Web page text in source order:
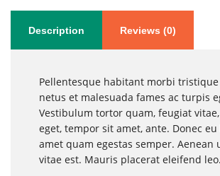
Description Reviews (0)
Pellentesque habitant morbi
netus et malesuada fames ac turpis
Vestibulum tortor quam, feugiat
eget, tempor sit amet, ante. Donec
amet quam egestas semper. Aenean
vitae est. Mauris placerat eleifend leo.